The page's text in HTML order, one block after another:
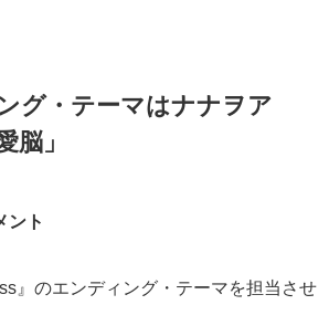
グ・テーマはナナヲア
脳」
ント
』のエンディング・テーマを担当させ